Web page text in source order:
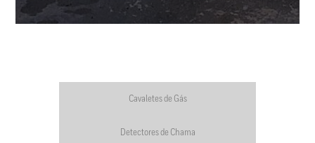
Cavaletes de Gás
Detectores de Chama